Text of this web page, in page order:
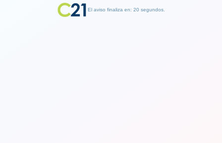
El aviso finaliza en: 19 segundos.